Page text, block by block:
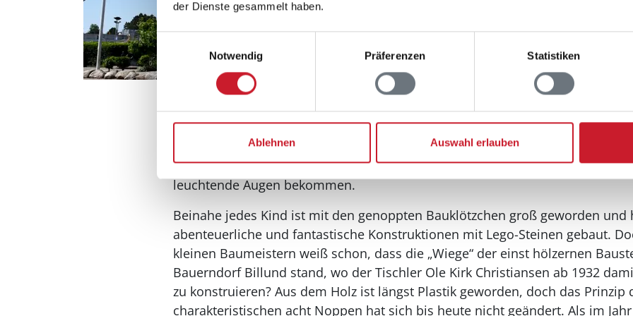
der Dienste gesammelt haben.
Einwilligungsauswahl
Notwendig
Präferenzen Statistiken
Ablehnen Auswahl erlauben
Legoland in Billund – große Welt im bunten
Mitten im dänischen Binnenland von Jütland liegt eine Attraktion, die nicht
staunen lässt. DasLegoland in Billund
ist zwar in jeder Hinsicht auf
es längst nicht nur die kleinen Besucher, die beim Bestaunen der
leuchtende Augen bekommen.
Beinahe jedes Kind ist mit den genoppten Bauklötzchen groß geworden
abenteuerliche und fantastische Konstruktionen mit Lego-Steinen gebaut.
kleinen Baumeistern weiß schon, dass die „Wiege“ der einst hölzernen
Bauerndorf Billund stand, wo der Tischler Ole Kirk Christiansen ab 1932
zu konstruieren? Aus dem Holz ist längst Plastik geworden, doch das Prinzip
charakteristischen acht Noppen hat sich bis heute nicht geändert. Als im